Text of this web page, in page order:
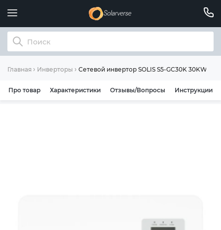
Главная Инверторы Сетевой инвертор SOLIS S5-GC30K 30KW 3
Про товар Характеристики Отзывы/Вопросы Инструкции